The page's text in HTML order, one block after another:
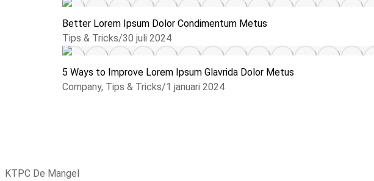
Better Lorem Ipsum Dolor Condimentum Metus
Tips & Tricks/30 juli 2024
5 Ways to Improve Lorem Ipsum Glavrida Dolor Metus
Company, Tips & Tricks/1 januari 2024
KTPC De Mangel